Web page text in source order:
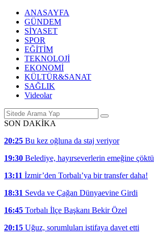
ANASAYFA
GÜNDEM
SİYASET
SPOR
EĞİTİM
TEKNOLOJİ
EKONOMİ
KÜLTÜR&SANAT
SAĞLIK
Videolar
SON DAKİKA
20:25 Bu kez oğluna da staj veriyor
19:30 Belediye, hayırseverlerin emeğine çöktü
13:11 İzmir’den Torbalı’ya bir transfer daha!
18:31 Sevda ve Çağan Dünyaevine Girdi
16:45 Torbalı İlçe Başkanı Bekir Özel
20:15 Uğuz, sorumluları istifaya davet etti